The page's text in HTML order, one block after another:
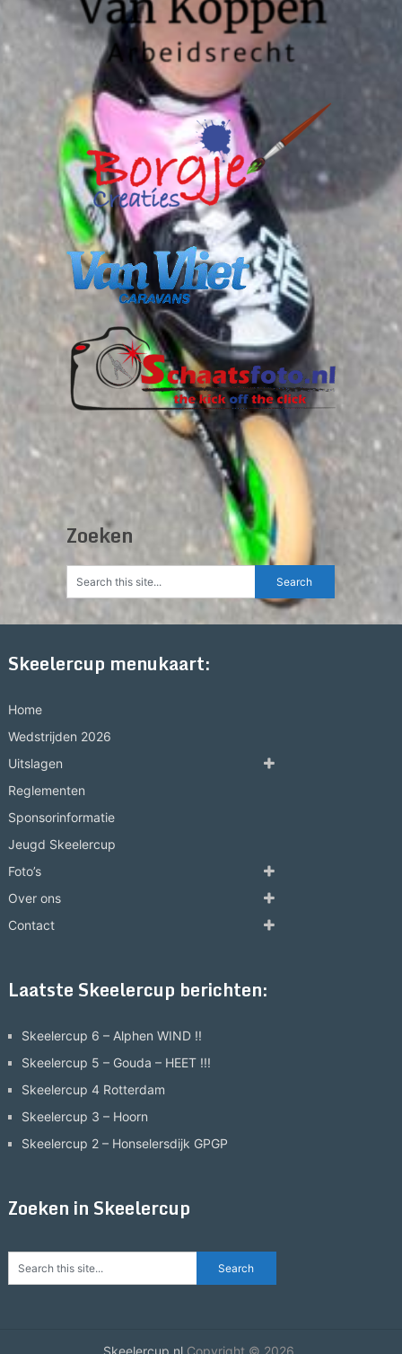
Zoeken
Skeelercup menukaart:
Home
Wedstrijden 2026
Uitslagen
Reglementen
Sponsorinformatie
Jeugd Skeelercup
Foto’s
Over ons
Contact
Laatste Skeelercup berichten:
Skeelercup 6 – Alphen WIND !!
Skeelercup 5 – Gouda – HEET !!!
Skeelercup 4 Rotterdam
Skeelercup 3 – Hoorn
Skeelercup 2 – Honselersdijk GPGP
Zoeken in Skeelercup